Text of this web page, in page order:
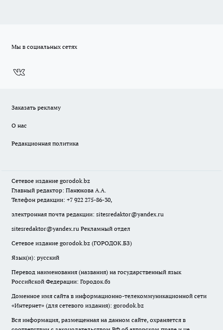
Мы в социальных сетях
Заказать рекламу
О нас
Редакционная политика
Сетевое издание gorodok.bz
Главный редактор: Панюкова А.А.
Телефон редакции: +7 922 275-86-30,
электронная почта редакции: sitesredaktor@yandex.ru
sitesredaktor@yandex.ru Рекламный отдел
Сетевое издание gorodok.bz (ГОРОДОК.БЗ)
Язык(и): русский
Перевод наименования (названия) на государственный язык
Российской Федерации: Городок.бз
Доменное имя сайта в информационно-телекоммуникационной сети
«Интернет» (для сетевого издания): gorodok.bz
Вся информация, размещенная на данном сайте, охраняется в